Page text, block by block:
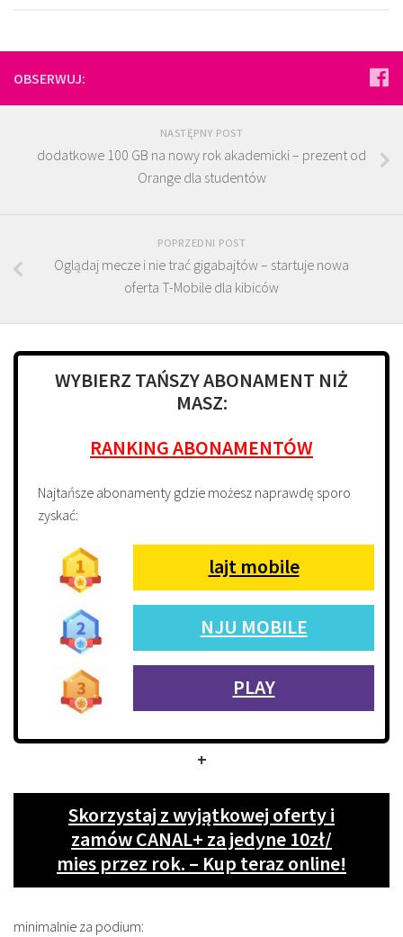
OBSERWUJ:
NASTĘPNY POST
dodatkowe 100 GB na nowy rok akademicki – prezent od
Orange dla studentów
POPRZEDNI POST
Oglądaj mecze i nie trać gigabajtów – startuje nowa
oferta T-Mobile dla kibiców
WYBIERZ TAŃSZY ABONAMENT NIŻ
MASZ:
RANKING ABONAMENTÓW
Najtańsze abonamenty gdzie możesz naprawdę sporo
zyskać:
lajt mobile
NJU MOBILE
PLAY
+
Skorzystaj z wyjątkowej oferty i
zamów CANAL+ za jedyne 10zł/
mies przez rok. – Kup teraz online!
minimalnie za podium: